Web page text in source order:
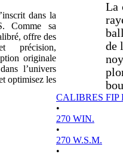
dans la
Comme sa
offre des
précision,
originale
l’univers
optimisez les
La
de
CALIBRES FIP
•
270 WIN.
•
270 W.S.M.
•